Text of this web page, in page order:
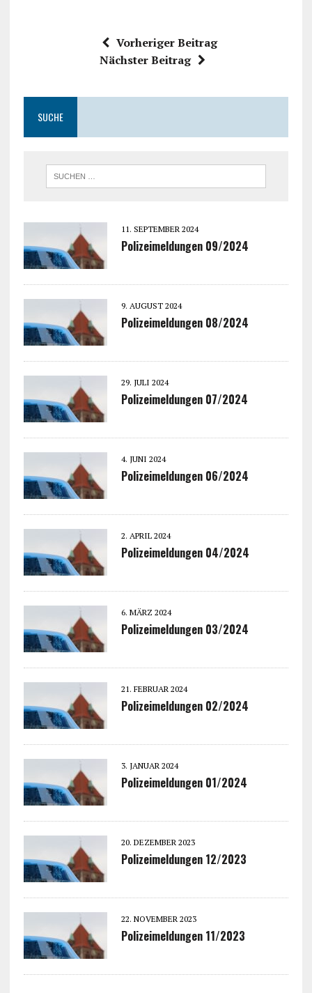
Vorheriger Beitrag
Nächster Beitrag
SUCHE
11. SEPTEMBER 2024
Polizeimeldungen 09/2024
9. AUGUST 2024
Polizeimeldungen 08/2024
29. JULI 2024
Polizeimeldungen 07/2024
4. JUNI 2024
Polizeimeldungen 06/2024
2. APRIL 2024
Polizeimeldungen 04/2024
6. MÄRZ 2024
Polizeimeldungen 03/2024
21. FEBRUAR 2024
Polizeimeldungen 02/2024
3. JANUAR 2024
Polizeimeldungen 01/2024
20. DEZEMBER 2023
Polizeimeldungen 12/2023
22. NOVEMBER 2023
Polizeimeldungen 11/2023